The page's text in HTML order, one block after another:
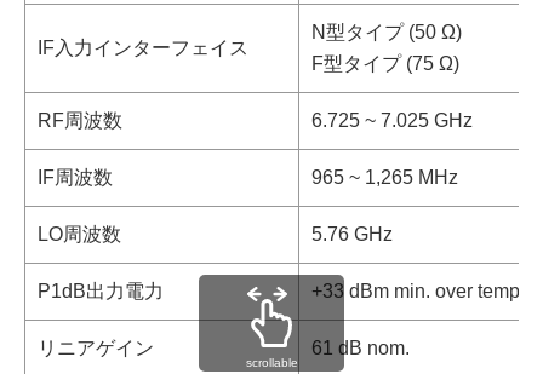
IF入力インターフェイス
N型タイプ (50 Ω)
F型タイプ (75 Ω)
RF周波数 6.725 ~ 7.025 GHz
IF周波数 965 ~ 1,265 MHz
LO周波数 5.76 GHz
P1dB出力電力 +33 dBm min. over
リニアゲイン 61 dB nom.
scrollable